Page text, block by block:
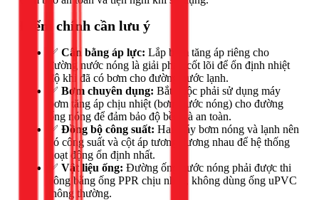
Điểm chính cần lưu ý
✅ Cân bằng áp lực: Lắp bơm tăng áp riêng cho
đường nước nóng là giải pháp cốt lõi để ổn định nhiệt
độ khi đã có bơm cho đường nước lạnh.
✅ Bơm chuyên dụng: Bắt buộc phải sử dụng máy
bơm tăng áp chịu nhiệt (bơm nước nóng) cho đường
ống nóng để đảm bảo độ bền và an toàn.
✅ Đồng bộ công suất: Hai máy bơm nóng và lạnh nên
có công suất và cột áp tương đương nhau để hệ thống
hoạt động ổn định nhất.
✅ Vật liệu ống: Đường ống nước nóng phải được thi
công bằng ống PPR chịu nhiệt, không dùng ống uPVC
thông thường.